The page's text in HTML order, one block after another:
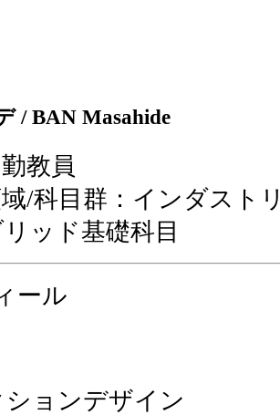
/ BAN Masahide
教員
/科目群：インダスト
ッド基礎科目
ール
ョンデザイン